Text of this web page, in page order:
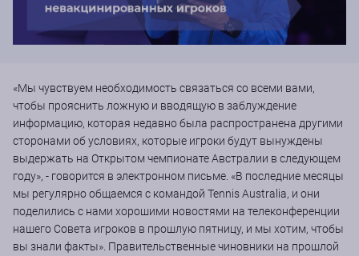
«Мы чувствуем необходимость связаться со всеми вами,
чтобы прояснить ложную и вводящую в заблуждение
информацию, которая недавно была распространена другими
сторонами об условиях, которые игроки будут вынуждены
выдержать на Открытом чемпионате Австралии в следующем
году», - говорится в электронном письме. «В последние месяцы
мы регулярно общаемся с командой Tennis Australia, и они
поделились с нами хорошими новостями на телеконференции
нашего Совета игроков в прошлую пятницу, и мы хотим, чтобы
вы знали факты». Правительственные чиновники на прошлой